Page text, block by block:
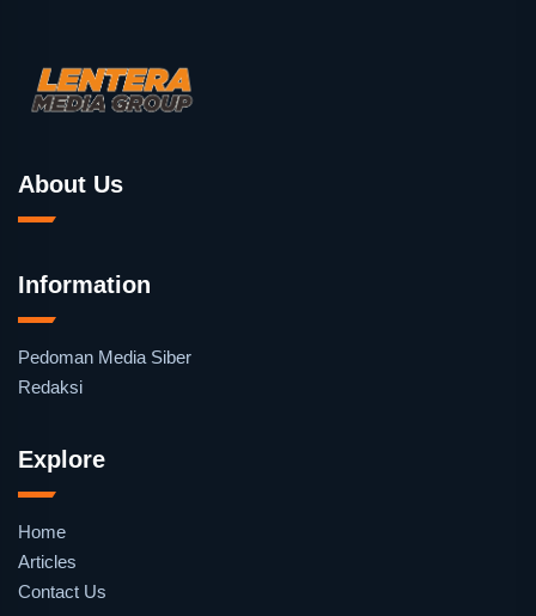
About Us
Information
Pedoman Media Siber
Redaksi
Explore
Home
Articles
Contact Us